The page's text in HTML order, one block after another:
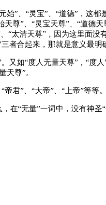
”、“灵宝”、“道德”，这
尊”、“灵宝天尊”、“道德
“太清天尊”，因为这里面
者合起来，那就是意义最
又如“度人无量天尊”，“度
天尊”。
君”、“大帝”、“上帝”等
在“无量”一词中，没有神